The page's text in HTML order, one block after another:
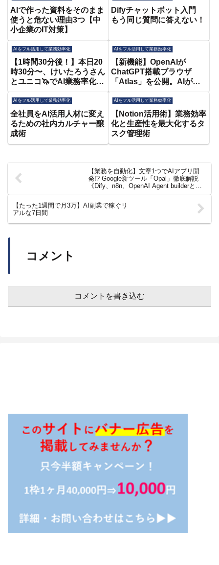
AIで作った資料をそのまま
使うと危ない理由3つ【中
小企業のIT対策】
Difyチャットボット入門
もう同じ質問に答えない！
AIをフル活用して業務効率化
【1時間30分後！】本日20
時30分〜、けいたろうさん
とユニコ🦄でAI業務率化の
話題の色んなツールを試し
ていきたいと思いま
す！！！
AIをフル活用して業務効率化
【新機能】OpenAIが
ChatGPT搭載ブラウザ
「Atlas」を公開。AIがペ
の自動化が可能。《フォー
ム入力、請求書自動化、フ
ォーム営業など。使い方と
機能を徹底解説》
AIをフル活用して業務効率化
全社員をAI活用人材に変え
るための社内カルチャー醸
成術
AIをフル活用して業務効率化
【Notion活用術】業務効率
化と生産性を最大化するタ
スク管理術
【業務を自動化】文章1つでAIアプリ開
発!? Google新ツール「Opal」徹底解説
《Dify、n8n、OpenAI Agent builderとの
【たった1週間で月3万】AI副業で稼ぐリ
アルな7日間
コメント
コメントを書き込む